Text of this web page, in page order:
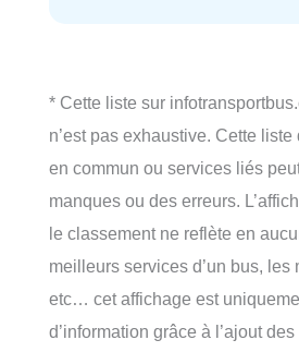
* Cette liste sur
n’est pas exhaustive. Cette
en commun ou services liés
manques ou des erreurs.
le classement ne reflète en
meilleurs services d’un bus, les
etc… cet affichage est
d’information grâce à l’ajout